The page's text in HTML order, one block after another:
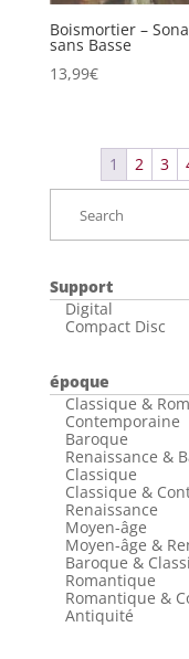
Boismortier –
sans Basse
13,99€
1 2 3
Support
Digital
Compact Disc
époque
Classique &
Contemporaine
Baroque
Renaissance &
Classique
Classique &
Renaissance
Moyen-âge
Moyen-âge &
Baroque &
Romantique
Romantique &
Antiquité